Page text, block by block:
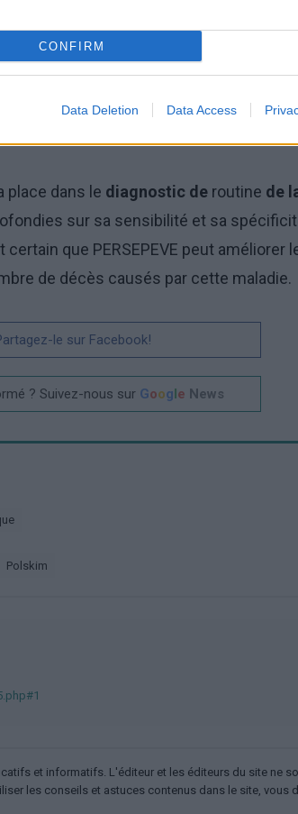
CONFIRM
Data Deletion Data Access
ont effectué leurs analyses
développé unesepticémie
point, il était possible d'estimer quels
quels patients auraient une évolution
place dans le diagnostic de routine de
sur sa sensibilité et sa
que PERSEPEVE peut améliorer
de décès causés par cette maladie.
le sur Facebook!
? Suivez-nous sur Google News
polskim
et informatifs. L'éditeur et les éditeurs du site ne
les conseils et astuces contenus dans le site, vous